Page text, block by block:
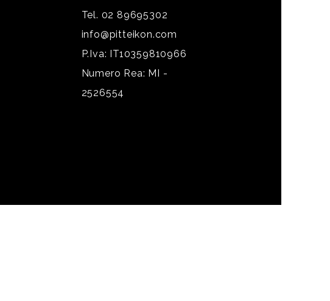
Tel. 02 89695302
info@pitteikon.com
P.Iva: IT10359810966
Numero Rea: MI -
2526554